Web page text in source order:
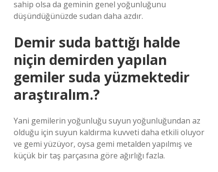
sahip olsa da geminin genel yoğunluğunu
düşündüğünüzde sudan daha azdır.
Demir suda battığı halde
niçin demirden yapılan
gemiler suda yüzmektedir
araştıralım.?
Yani gemilerin yoğunluğu suyun yoğunluğundan az
olduğu için suyun kaldırma kuvveti daha etkili oluyor
ve gemi yüzüyor, oysa gemi metalden yapılmış ve
küçük bir taş parçasına göre ağırlığı fazla.